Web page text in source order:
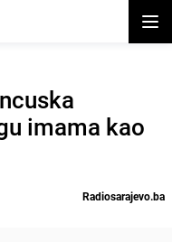
imama kao
Radiosarajevo.ba